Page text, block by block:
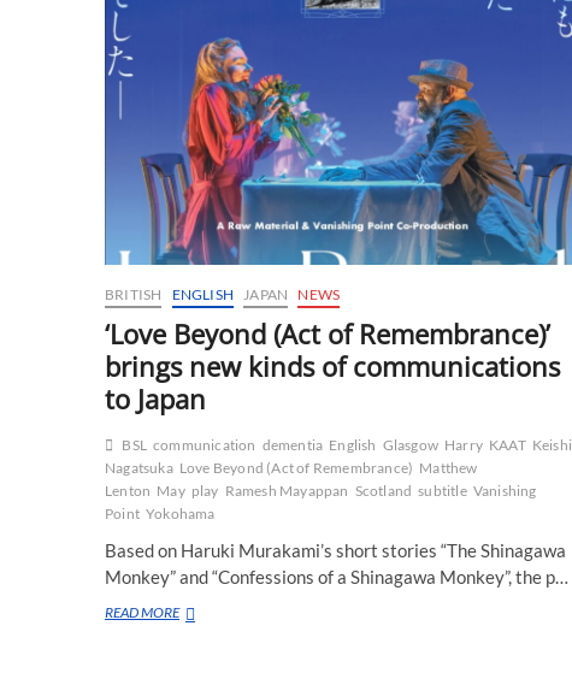
BRITISH ENGLISH JAPAN NEWS
‘Love Beyond (Act of Remembrance)’
brings new kinds of communications
to Japan
BSL communication dementia English Glasgow Harry KAAT Keishi
Nagatsuka Love Beyond (Act of Remembrance) Matthew
Lenton May play Ramesh Mayappan Scotland subtitle Vanishing
Point Yokohama
Based on Haruki Murakami’s short stories “The Shinagawa
Monkey” and “Confessions of a Shinagawa Monkey”, the p…
READ MORE‘Love